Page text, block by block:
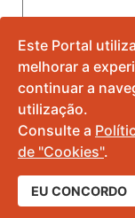
Este Portal
melhorar a
continuar a
utilização.
Consulte a
de "Cookies".
EU CONCORDO